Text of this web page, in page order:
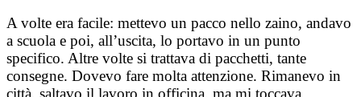
A volte era facile: mettevo un pacco nello zaino, andavo
a scuola e poi, all’uscita, lo portavo in un punto
specifico. Altre volte si trattava di pacchetti, tante
consegne. Dovevo fare molta attenzione. Rimanevo in